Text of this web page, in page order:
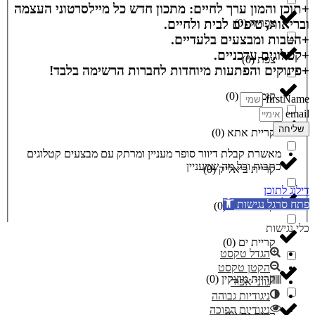
צפריה(
0
)
צפת(
0
)
קוממיות(
0
)
קריית אתא (
0
)
קריית ביאליק(
0
)
קריית חיים 0
)
קריית ים (
0
)
קריית מוצקין (
0
)
+תוכן והמון ערך לחיים: מתכון חדש כל מיילסרטוני העצמה
ובריאות, טיפים לבית ולחיים.
+הטבות ומבצעים בלעדיים.
+קטלוגים עדכניים.
+פינוקים והפתעות מיוחדות לחברות הרשימה בלבד!
firstName
email
שליחה
מאשרת קבלת דיוור סופר מעניין ומרתק עם מבצעים קטלוגים
כתבות וכל מה שמעניין
דילוג לתוכן
פתח סרגל נגישות
כלי נגישות
הגדל טקסט
הקטן טקסט
גווני אפור
ניגודיות גבוהה
ניגודיות הפוכה